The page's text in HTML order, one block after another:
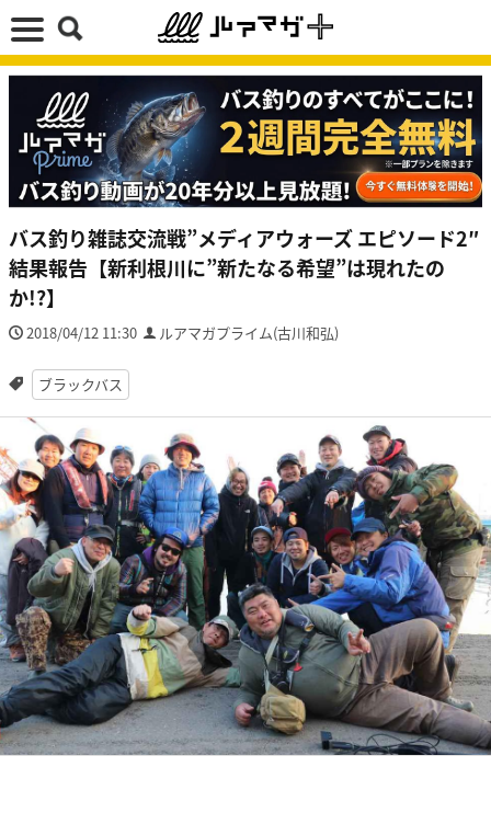
バス釣り雑誌交流戦”メディアウォーズ エピソード2″
結果報告【新利根川に”新たなる希望”は現れたの
か!?】
2018/04/12 11:30 ルアマガプライム(古川和弘)
ブラックバス